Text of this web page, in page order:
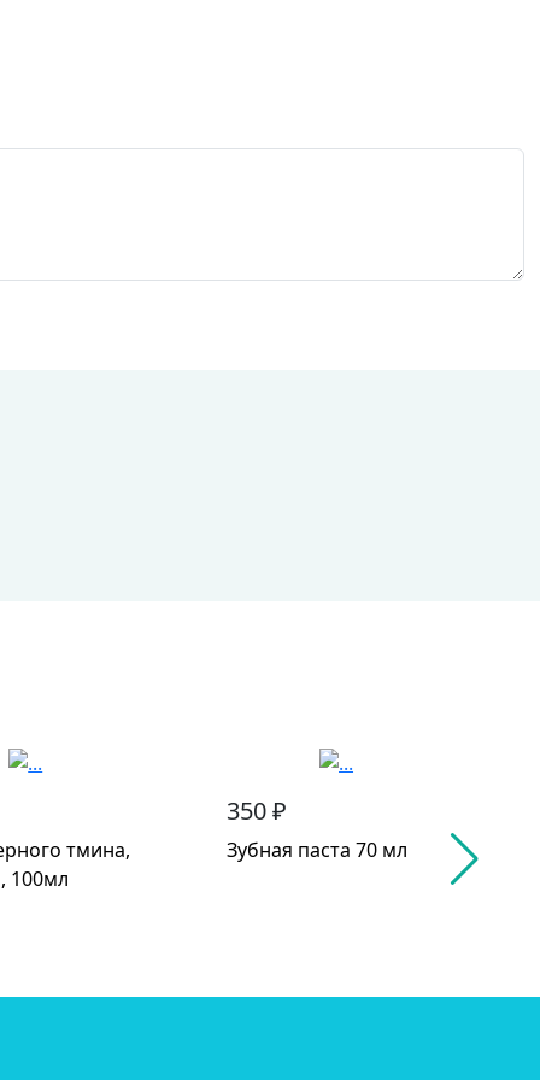
тмина,
100мл
350 ₽
Зубная паста 70 мл